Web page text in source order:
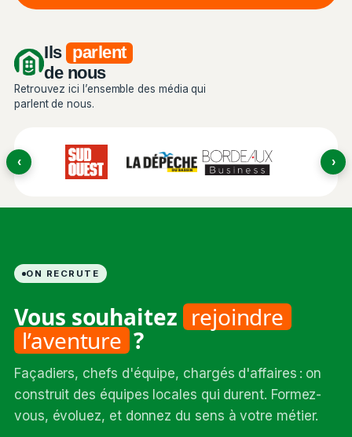
Ils parlent
de nous
Retrouvez ici l’ensemble des média qui
parlent de nous.
‹ ›
ON RECRUTE
Vous souhaitez rejoindre
l’aventure ?
Façadiers, chefs d'équipe, chargés d'affaires : on
construit des équipes locales qui durent. Formez-
vous, évoluez, et donnez du sens à votre métier.